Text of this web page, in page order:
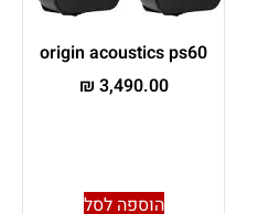
origin acoustics ps60
₪ 3,490.00
הוספה לסל